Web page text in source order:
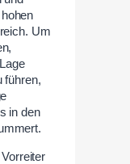
Um
führen,
in den